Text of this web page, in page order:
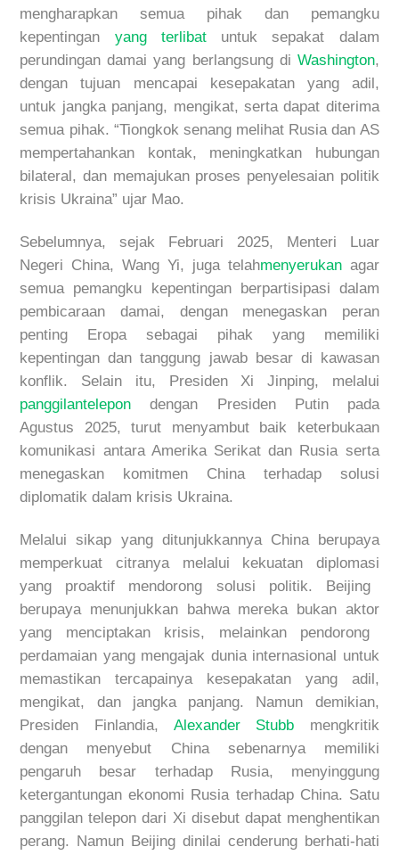
mengharapkan semua pihak dan pemangku
kepentingan
yang terlibat untuk sepakat dalam
perundingandamai yang berlangsungdi Washington,
dengan
tujuan mencapai kesepakatanyang adil,
untuk jangka panjang, mengikat, serta dapat diterima
semua pihak. “Tiongkok senang melihat Rusia dan AS
mempertahankan
kontak, meningkatkan
hubungan
bilateral, dan memajukanproses penyelesaian politik
krisis Ukraina” ujar Mao.
Sebelumnya,sejak Februari 2025,
Menteri Luar
Negeri China, Wang Yi, juga telahmenyerukanagar
semua pemangku kepentingan berpartisipasi dalam
pembicaraan
damai, dengan menegaskan
peran
penting
Eropa sebagai pihakyang memiliki
kepentingan dantanggung jawab besardi kawasan
konflik. Selain itu, PresidenXi Jinping, melalui
panggilantelepon dengan PresidenPutin pada
Agustus 2025,turut menyambut baik
keterbukaan
komunikasi antaraAmerika Serikat dan Rusia serta
menegaskan
komitmen China terhadap solusi
diplomatik dalam krisis Ukraina.
Melalui sikap yang ditunjukkannya China berupaya
memperkuat
citranya melalui kekuatan diplomasi
yang proaktif mendorong solusi politik. Beijing
berupaya menunjukkan bahwa mereka bukan aktor
yang menciptakan krisis, melainkan
pendorong
perdamaian yang mengajak dunia internasional untuk
memastikan
tercapainya kesepakatan yang adil ,
mengikat, dan jangka panjang. Namun demikian,
Presiden Finlandia, Alexander Stubb mengkritik
dengan
menyebut China sebenarnya
memiliki
pengaruh
besar terhadapRusia, menyinggung
ketergantungan ekonomi Rusia terhadapChina. Satu
panggilan telepon dari Xi disebut dapat menghentikan
perang. Namun Beijing dinilai cenderung berhati-hati